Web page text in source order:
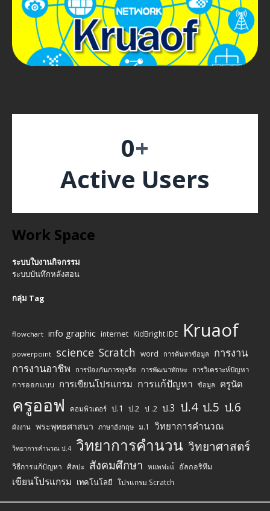
0+
Active Users
Work Space
ระบบใบงานกิจกรรม
ระบบบันทึกหลังสอน
กลุ่ม Tag
flowchart info graphic internet KidBright IDE Kruaof
powerpoint science Scratch word การค้นหาข้อมูล
การงาน
การงานอาชีพ
การป้องกันการทุจริต การพัฒนาทักษะ การวิเคราะห์ปัญหา
การออกแบบ การเขียนโปรแกรม การแก้ปัญหา ข้อมูล ครูนัด
ครูออฟ คอมพิวเตอร์ ป.1 ป.2 ป .2 ป.3 ป.4 ป.5 ป.6
ผังงาน พระพุทธศาสนา ภาษาอังกฤษ ม.1 วิทยาการคำนวณ
วิทยาการคำนวณ ป.4 วิทยาการคำนวน วิทยาศาสตร์
วิธีการแก้ปัญหา ศิลปะ สังคมศึกษา หแพฟะแ้ อัลกอริทึม
เขียนโปรแกรม เทคโนโลยี โปรแกรม Scratch